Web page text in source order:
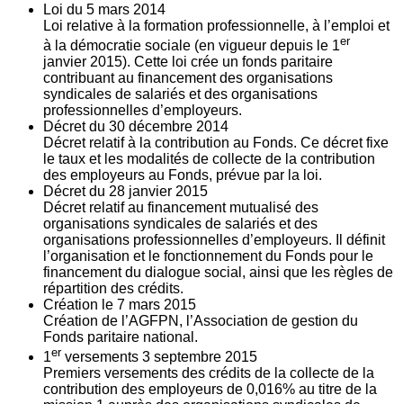
Loi du 5 mars 2014
Loi relative à la formation professionnelle, à l’emploi et
à la démocratie sociale (en vigueur depuis le 1er
janvier 2015). Cette loi crée un fonds paritaire
contribuant au financement des organisations
syndicales de salariés et des organisations
professionnelles d’employeurs.
Décret du 30 décembre 2014
Décret relatif à la contribution au Fonds. Ce décret fixe
le taux et les modalités de collecte de la contribution
des employeurs au Fonds, prévue par la loi.
Décret du 28 janvier 2015
Décret relatif au financement mutualisé des
organisations syndicales de salariés et des
organisations professionnelles d’employeurs. Il définit
l’organisation et le fonctionnement du Fonds pour le
financement du dialogue social, ainsi que les règles de
répartition des crédits.
Création le 7 mars 2015
Création de l’AGFPN, l’Association de gestion du
Fonds paritaire national.
1er versements 3 septembre 2015
Premiers versements des crédits de la collecte de la
contribution des employeurs de 0,016% au titre de la